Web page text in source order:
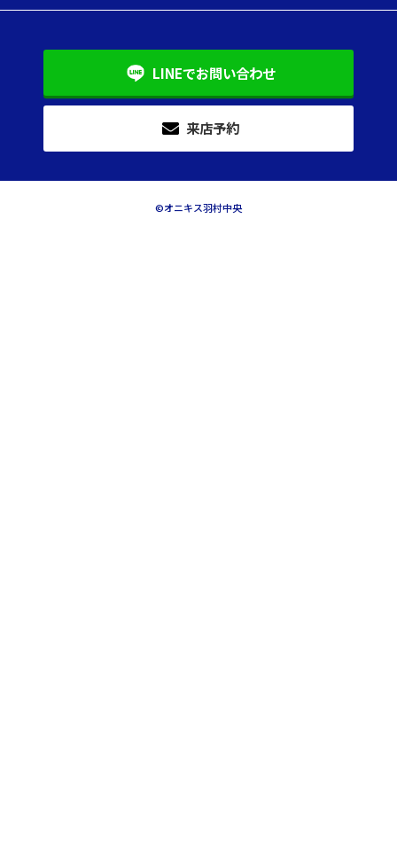
LINEでお問い合わせ
来店予約
©オニキス羽村中央